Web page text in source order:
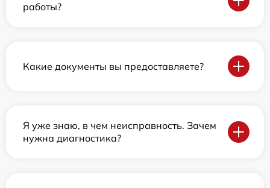
работы?
Какие документы вы предоставляете?
Я уже знаю, в чем неисправность. Зачем
нужна диагностика?